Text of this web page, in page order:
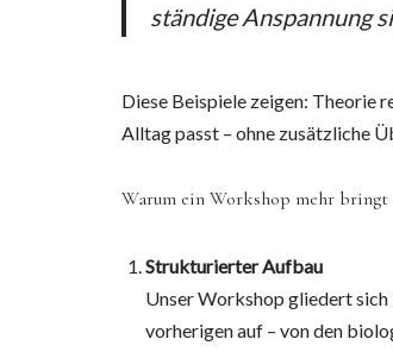
ständige Anspannung
Diese Beispiele zeigen: Theorie
Alltag passt – ohne zusätzliche
Warum ein Workshop mehr bringt
Strukturierter Aufbau
Unser Workshop gliedert sich
vorherigen auf – von den